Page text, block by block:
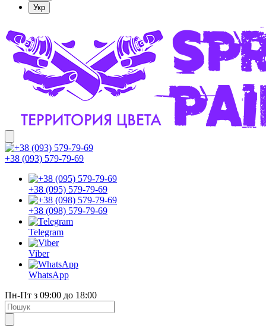
Укр
+38 (093) 579-79-69
+38 (095) 579-79-69
+38 (098) 579-79-69
Telegram
Viber
WhatsApp
Пн-Пт з 09:00 до 18:00